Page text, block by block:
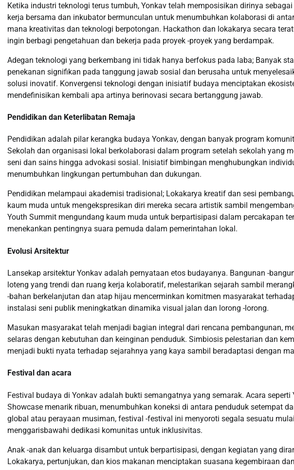
Ketika industri teknologi terus tumbuh, Yonkav telah memposisikan dirinya
kerja bersama dan inkubator bermunculan untuk menumbuhkan kolaborasi di
mana kreativitas dan teknologi berpotongan. Hackathon dan lokakarya secara
ingin berbagi pengetahuan dan bekerja pada proyek -proyek yang berdampak.
Adegan teknologi yang berkembang ini tidak hanya berfokus pada laba; Banyak
penekanan signifikan pada tanggung jawab sosial dan berusaha untuk
solusi inovatif. Konvergensi teknologi dengan inisiatif budaya menciptakan
mendefinisikan kembali apa artinya berinovasi secara bertanggung jawab.
Pendidikan dan Keterlibatan Remaja
Pendidikan adalah pilar kerangka budaya Yonkav, dengan banyak program
Sekolah dan organisasi lokal berkolaborasi dalam program setelah sekolah yang
seni dan sains hingga advokasi sosial. Inisiatif bimbingan menghubungkan
menumbuhkan lingkungan pertumbuhan dan dukungan.
Pendidikan melampaui akademisi tradisional; Lokakarya kreatif dan sesi
kaum muda untuk mengekspresikan diri mereka secara artistik sambil
Youth Summit mengundang kaum muda untuk berpartisipasi dalam percakapan
menekankan pentingnya suara pemuda dalam pemerintahan lokal.
Evolusi Arsitektur
Lansekap arsitektur Yonkav adalah pernyataan etos budayanya. Bangunan -
loteng yang trendi dan ruang kerja kolaboratif, melestarikan sejarah sambil
-bahan berkelanjutan dan atap hijau mencerminkan komitmen masyarakat
instalasi seni publik meningkatkan dinamika visual jalan dan lorong -lorong.
Masukan masyarakat telah menjadi bagian integral dari rencana pembangunan,
selaras dengan kebutuhan dan keinginan penduduk. Simbiosis pelestarian dan
menjadi bukti nyata terhadap sejarahnya yang kaya sambil beradaptasi dengan
Festival dan acara
Festival budaya di Yonkav adalah bukti semangatnya yang semarak. Acara
Showcase menarik ribuan, menumbuhkan koneksi di antara penduduk setempat
global atau perayaan musiman, festival -festival ini menyoroti segala sesuatu
menggarisbawahi dedikasi komunitas untuk inklusivitas.
Anak -anak dan keluarga disambut untuk berpartisipasi, dengan kegiatan yang
Lokakarya, pertunjukan, dan kios makanan menciptakan suasana kegembiraan